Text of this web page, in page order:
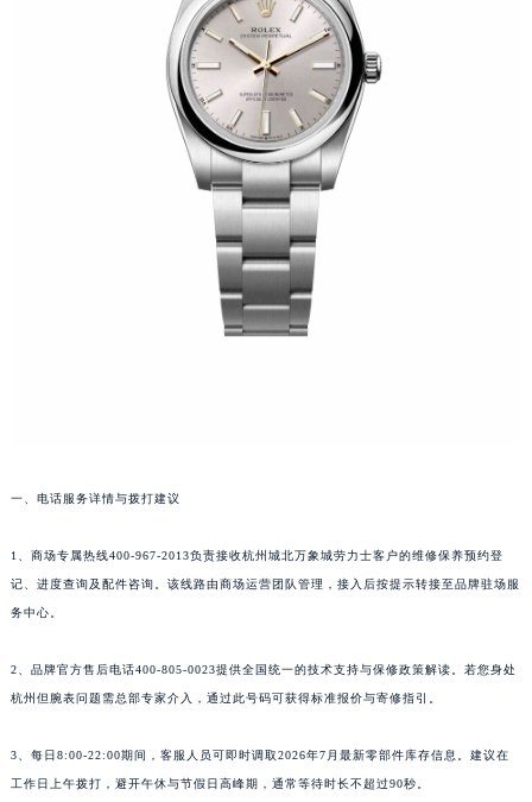
一、电话服务详情与拨打建议
1、商场专属热线400-967-2013负责接收杭州城北万象城劳力士客户的维修保养预约登
记、进度查询及配件咨询。该线路由商场运营团队管理，接入后按提示转接至品牌驻场服
务中心。
2、品牌官方售后电话400-805-0023提供全国统一的技术支持与保修政策解读。若您身处
杭州但腕表问题需总部专家介入，通过此号码可获得标准报价与寄修指引。
3、每日8:00-22:00期间，客服人员可即时调取2026年7月最新零部件库存信息。建议在
工作日上午拨打，避开午休与节假日高峰期，通常等待时长不超过90秒。